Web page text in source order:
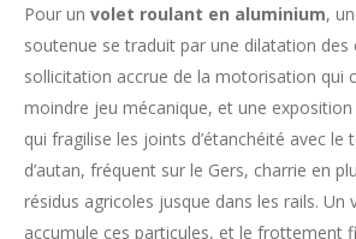
Pour un volet roulant en aluminium,
soutenue se traduit par une dilatation des
sollicitation accrue de la motorisation qui
moindre jeu mécanique, et une
qui fragilise les joints d’étanchéité avec le
d’autan, fréquent sur le Gers, charrie en
résidus agricoles jusque dans les rails.
accumule ces particules, et le frottement